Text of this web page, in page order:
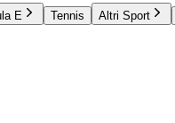
E Tennis Altri Sport